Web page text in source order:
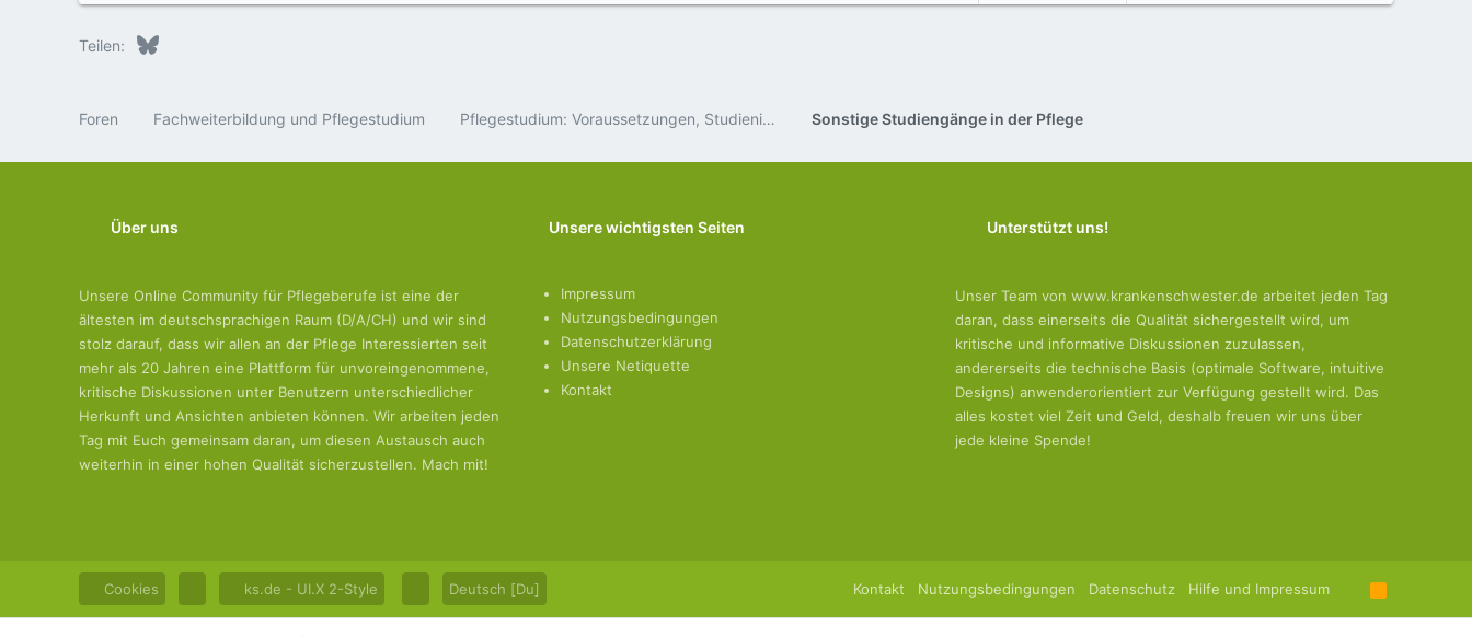
Teilen: Bluesky
Foren Fachweiterbildung und Pflegestudium Pflegestudium: Voraussetzungen, Studieninhalte, Studienorte Sonstige Studiengänge in der Pflege
Über uns
Unsere Online Community für Pflegeberufe ist eine der
ältesten im deutschsprachigen Raum (D/A/CH) und wir sind
stolz darauf, dass wir allen an der Pflege Interessierten seit
mehr als 20 Jahren eine Plattform für unvoreingenommene,
kritische Diskussionen unter Benutzern unterschiedlicher
Herkunft und Ansichten anbieten können. Wir arbeiten jeden
Tag mit Euch gemeinsam daran, um diesen Austausch auch
weiterhin in einer hohen Qualität sicherzustellen. Mach mit!
Unsere wichtigsten Seiten
Impressum
Nutzungsbedingungen
Datenschutzerklärung
Unsere Netiquette
Kontakt
Unterstützt uns!
Unser Team von www.krankenschwester.de arbeitet jeden Tag
daran, dass einerseits die Qualität sichergestellt wird, um
kritische und informative Diskussionen zuzulassen,
andererseits die technische Basis (optimale Software, intuitive
Designs) anwenderorientiert zur Verfügung gestellt wird. Das
alles kostet viel Zeit und Geld, deshalb freuen wir uns über
jede kleine Spende!
Cookies ks.de - UI.X 2-Style Deutsch [Du] Kontakt Nutzungsbedingungen Datenschutz Hilfe und Impressum
R
S
S